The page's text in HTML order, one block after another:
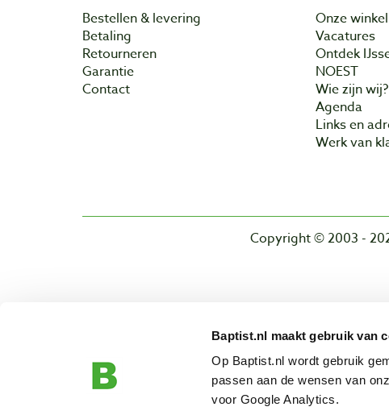
Baptist.nl maakt gebruik van
Op Baptist.nl wordt gebruik
passen aan de wensen van
voor Google Analytics.
Bestellen & levering
Betaling
Retourneren
Garantie
Contact
Onze winkel
Vacatures
Ontdek
NOEST
Wie zijn wij?
Agenda
Links en
Werk van
Copyright © 2003 -